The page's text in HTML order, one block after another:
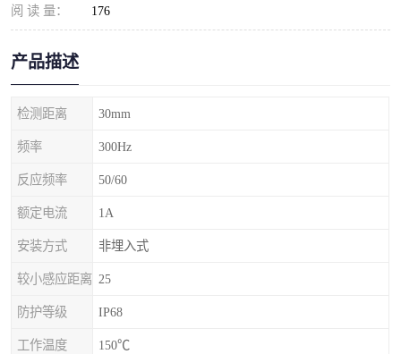
阅 读 量： 176
产品描述
检测距离 30mm
频率 300Hz
反应频率 50/60
额定电流 1A
安装方式 非埋入式
较小感应距离 25
防护等级 IP68
工作温度 150℃